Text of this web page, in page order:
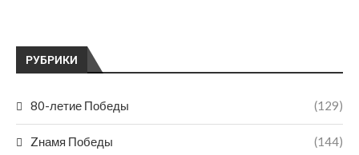
РУБРИКИ
80-летие Победы (129)
Zнамя Победы (144)